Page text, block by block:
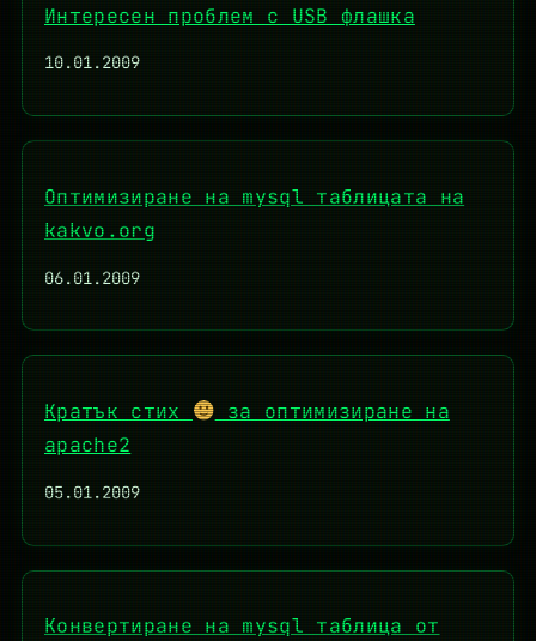
Интересен проблем с USB флашка
10.01.2009
Оптимизиране на mysql таблицата на
kakvo.org
06.01.2009
Кратък стих
за оптимизиране на
apache2
05.01.2009
Конвертиране на mysql таблица от